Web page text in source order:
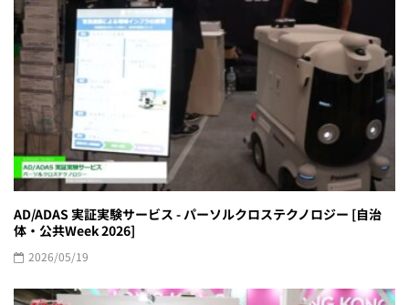
AD/ADAS 実証実験サービス - パーソルクロステクノロジー [自治
体・公共Week 2026]
2026/05/19